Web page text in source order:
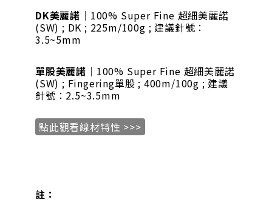
DK美麗諾 ｜100% Super Fine 超細美麗諾
(SW) ; DK ; 225m/100g ; 建議針號：
3.5~5mm
單股美麗諾 ｜100% Super Fine 超細美麗諾
(SW) ; Fingering單股 ; 400m/100g ; 建議
針號：2.5~3.5mm
點此觀看線材特性 >>>
註：